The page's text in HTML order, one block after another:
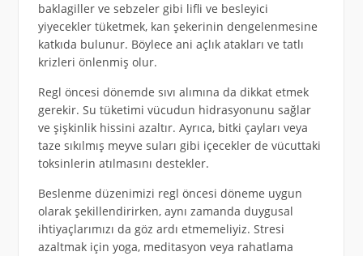
baklagiller ve sebzeler gibi lifli ve besleyici
yiyecekler tüketmek, kan şekerinin dengelenmesine
katkıda bulunur. Böylece ani açlık atakları ve tatlı
krizleri önlenmiş olur.
Regl öncesi dönemde sıvı alımına da dikkat etmek
gerekir. Su tüketimi vücudun hidrasyonunu sağlar
ve şişkinlik hissini azaltır. Ayrıca, bitki çayları veya
taze sıkılmış meyve suları gibi içecekler de vücuttaki
toksinlerin atılmasını destekler.
Beslenme düzenimizi regl öncesi döneme uygun
olarak şekillendirirken, aynı zamanda duygusal
ihtiyaçlarımızı da göz ardı etmemeliyiz. Stresi
azaltmak için yoga, meditasyon veya rahatlama